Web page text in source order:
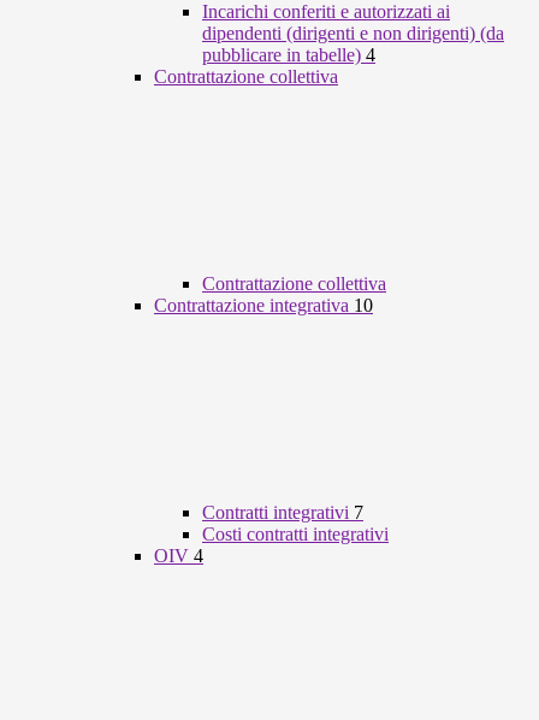
Incarichi conferiti e autorizzati ai
dipendenti (dirigenti e non dirigenti) (da
pubblicare in tabelle) 4
Contrattazione collettiva
Contrattazione collettiva
Contrattazione integrativa 10
Contratti integrativi 7
Costi contratti integrativi
OIV 4